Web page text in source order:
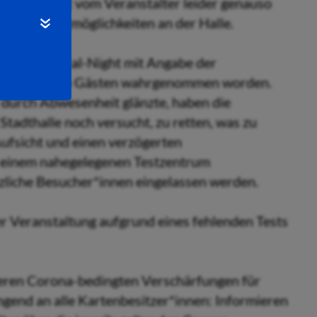
von Testmöglichkeiten an der Halle.
zur Musical-Night mit Angabe der
von allen Gästen wahrgenommen worden.
Abwesenheit glänzte, haben die
noch versucht, zu retten, was zu
und einen verzögerten
nahegelegenen Testzentrum
Besucher*innen eingelassen werden.
aufgrund eines fehlenden Tests
Corona-bedingten Verschärfungen für
an alle Kartenbesitzer*innen: Informieren